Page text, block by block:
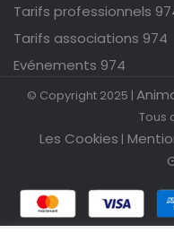
Tarifs professionnels
Tarifs associations 974
Evénements 974
© Copyright 2025 |
Tous
Les Cookies |